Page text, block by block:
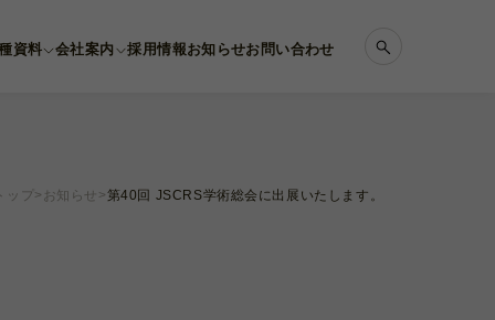
資料 会社案内 採用情報お知らせお問い合わせ
トップ お知らせ 第40回 JSCRS学術総会に出展いたします。